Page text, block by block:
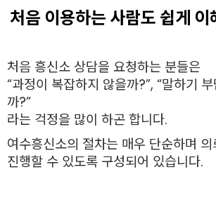
처음 이용하는 사람도 쉽게
처음 흥신소 상담을 요청하는 분들은
“과정이 복잡하지 않을까?”, “말하기
까?”
라는 걱정을 많이 하곤 합니다.
여수흥신소의 절차는 매우 단순하며
진행할 수 있도록 구성되어 있습니다.